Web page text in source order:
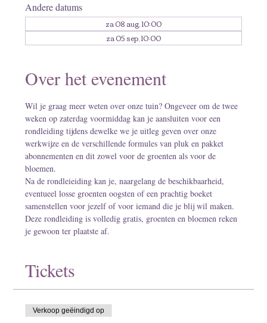
Andere datums
za 08 aug, 10:00
za 05 sep, 10:00
Over het evenement
Wil je graag meer weten over onze tuin? Ongeveer om de twee
weken op zaterdag voormiddag kan je aansluiten voor een
rondleiding tijdens dewelke we je uitleg geven over onze
werkwijze en de verschillende formules van pluk en pakket
abonnementen en dit zowel voor de groenten als voor de
bloemen.
Na de rondleieiding kan je, naargelang de beschikbaarheid,
eventueel losse groenten oogsten of een prachtig boeket
samenstellen voor jezelf of voor iemand die je blij wil maken.
Deze rondleiding is volledig gratis, groenten en bloemen reken
je gewoon ter plaatste af.
Tickets
Verkoop geëindigd op